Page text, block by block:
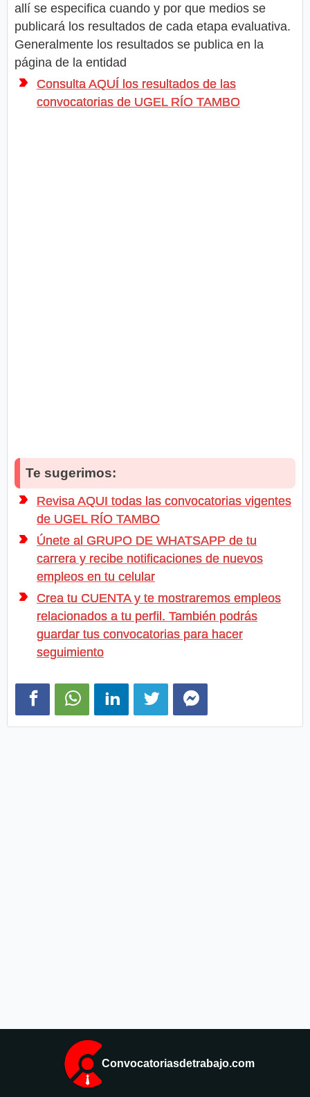
allí se especifica cuando y por que medios se
publicará los resultados de cada etapa evaluativa.
Generalmente los resultados se publica en la
página de la entidad
Consulta AQUÍ los resultados de las
convocatorias de UGEL RÍO TAMBO
Te sugerimos:
Revisa AQUI todas las convocatorias vigentes
de UGEL RÍO TAMBO
Únete al GRUPO DE WHATSAPP de tu
carrera y recibe notificaciones de nuevos
empleos en tu celular
Crea tu CUENTA y te mostraremos empleos
relacionados a tu perfil. También podrás
guardar tus convocatorias para hacer
seguimiento
Convocatoriasdetrabajo.com